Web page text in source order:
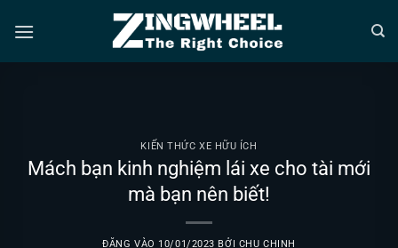
qua
KIẾN THỨC XE HỮU ÍCH
Mách bạn kinh nghiệm lái xe cho tài mới
mà bạn nên biết!
ĐĂNG VÀO 10/01/2023 BỞI CHU CHINH